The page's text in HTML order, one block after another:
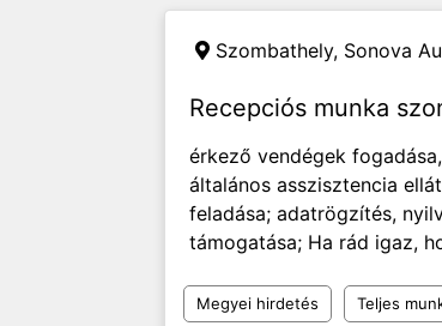
Szombathely, Sonova
Recepciós munka
érkező vendégek
általános asszisztencia
feladása; adatrögzítés,
támogatása; Ha rád igaz,
Megyei hirdetés Teljes